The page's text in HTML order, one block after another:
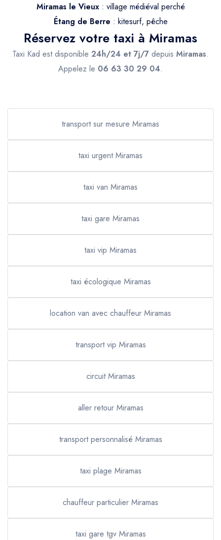
Miramas le Vieux: village médiéval perché
Étang de Berre : kitesurf, pêche
Réservez votre taxi à Miramas
Taxi Kad est disponible 24h/24 et 7j/7 depuis Miramas.
Appelez le 06 63 30 29 04.
transport sur mesure Miramas
taxi urgent Miramas
taxi van Miramas
taxi gare Miramas
taxi vip Miramas
taxi écologique Miramas
location van avec chauffeur Miramas
transport vip Miramas
circuit Miramas
aller retour Miramas
transport personnalisé Miramas
taxi plage Miramas
chauffeur particulier Miramas
taxi gare tgv Miramas